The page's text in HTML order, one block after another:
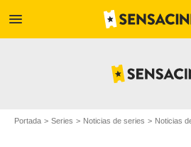
menu
Portada Series Noticias de series Noticias